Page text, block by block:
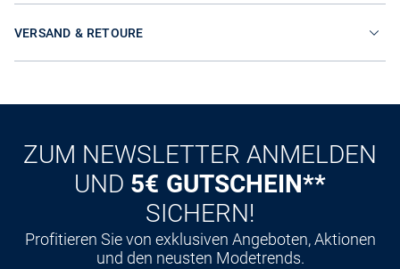
VERSAND & RETOURE
ZUM NEWSLETTER ANMELDEN
UND 5€ GUTSCHEIN**
SICHERN!
Profitieren Sie von exklusiven Angeboten, Aktionen
und den neusten Modetrends.